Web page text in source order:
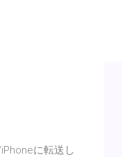
に転送し